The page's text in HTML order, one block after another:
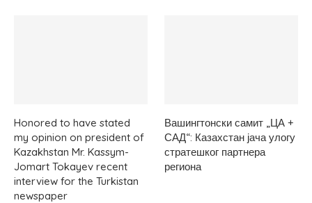
Honored to have stated
my opinion on president of
Kazakhstan Mr. Kassym-
Jomart Tokayev recent
interview for the Turkistan
newspaper
Вашингтонски самит „ЦА +
САД“: Казахстан јача улогу
стратешког партнера
региона